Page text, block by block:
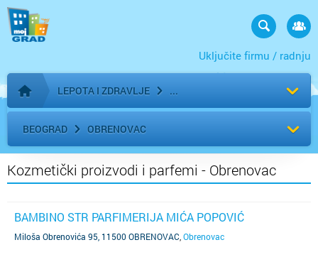
Uključite firmu / radnju
Početna stranica
LEPOTA I ZDRAVLJE
BEOGRAD OBRENOVAC
Kozmetički proizvodi i parfemi - Obrenovac
BAMBINO STR PARFIMERIJA MIĆA POPOVIĆ
Miloša Obrenovića 95, 11500 OBRENOVAC Obrenovac